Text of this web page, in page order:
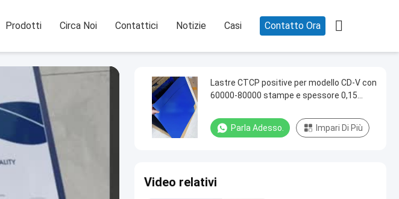
Prodotti Circa Noi Contattici Notizie Casi Contatto Ora 
Lastre CTCP positive per modello CD-V con
60000-80000 stampe e spessore 0,15
Plate
Parla Adesso. Impari Di Più
Video relativi